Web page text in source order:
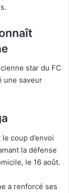
star du FC
une saveur
coup d’envoi
la défense
le 16 août.
a renforcé ses